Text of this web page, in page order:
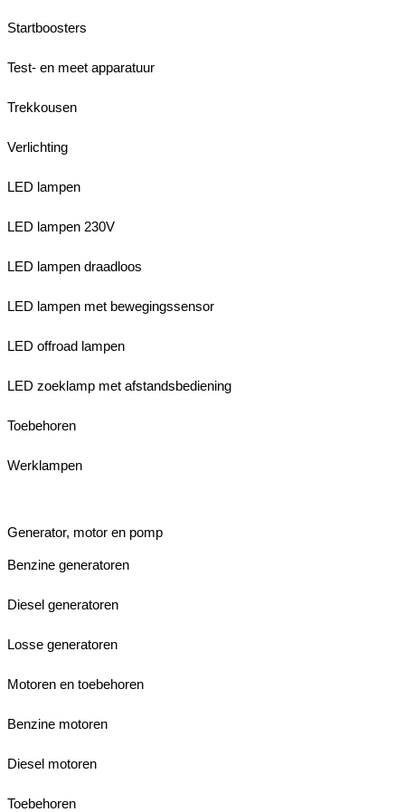
Startboosters
Test- en meet apparatuur
Trekkousen
Verlichting
LED lampen
LED lampen 230V
LED lampen draadloos
LED lampen met bewegingssensor
LED offroad lampen
LED zoeklamp met afstandsbediening
Toebehoren
Werklampen
Generator, motor en pomp
Benzine generatoren
Diesel generatoren
Losse generatoren
Motoren en toebehoren
Benzine motoren
Diesel motoren
Toebehoren